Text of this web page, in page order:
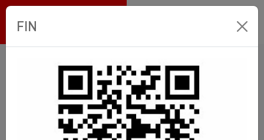
Ets BANNEUX
Boutique en ligne
Comptoir Plomberie
FIN